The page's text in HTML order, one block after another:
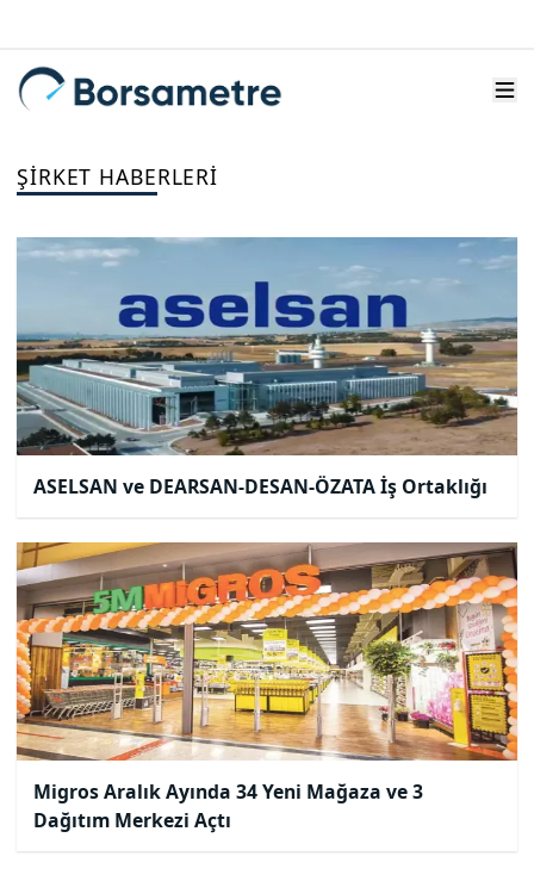
ŞIRKET HABERLERI
ASELSAN ve DEARSAN-DESAN-ÖZATA İş Ortaklığı
Migros Aralık Ayında 34 Yeni Mağaza ve 3
Dağıtım Merkezi Açtı